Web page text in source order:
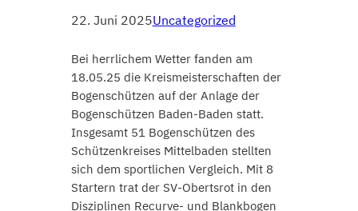
22. Juni 2025Uncategorized
Bei herrlichem Wetter fanden am
18.05.25 die Kreismeisterschaften der
Bogenschützen auf der Anlage der
Bogenschützen Baden-Baden statt.
Insgesamt 51 Bogenschützen des
Schützenkreises Mittelbaden stellten
sich dem sportlichen Vergleich. Mit 8
Startern trat der SV-Obertsrot in den
Disziplinen Recurve- und Blankbogen